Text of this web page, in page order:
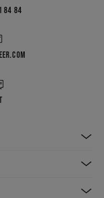
84 84